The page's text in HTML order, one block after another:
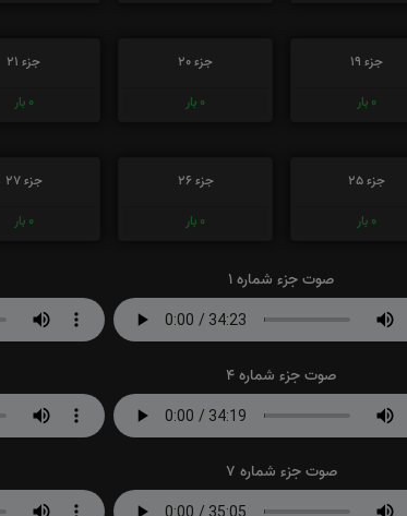
جزء 19
0 بار
جزء 20
0 بار
جزء 21
0 بار
جزء 25
0 بار
جزء 26
0 بار
جزء 27
0 بار
صوت جزء شماره 1
صوت جزء شماره 4
صوت جزء شماره 7